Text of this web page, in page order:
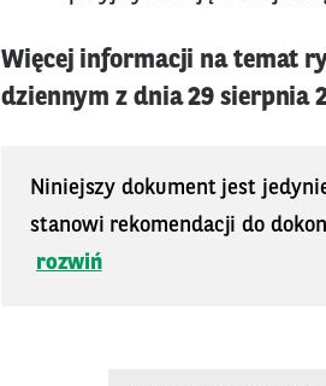
Więcej informacji na temat
dziennym z dnia 29 sierpnia
Niniejszy dokument jest
stanowi rekomendacji do
rozwiń